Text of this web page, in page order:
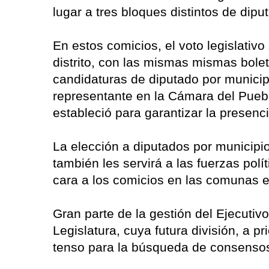
lugar a tres bloques distintos de
En estos comicios, el voto
distrito, con las mismas mismas
candidaturas de diputado por
representante en la Cámara del
estableció para garantizar la
La elección a diputados por
también les servirá a las fuerzas
cara a los comicios en las comunas
Gran parte de la gestión del
Legislatura, cuya futura división, a
tenso para la búsqueda de